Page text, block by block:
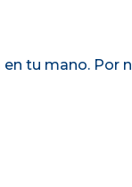
tu mano. Por